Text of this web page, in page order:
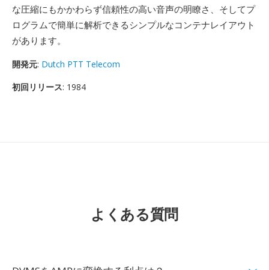
な圧縮にもかかわらず信頼性の高い音声の明瞭さ、そしてプ
ログラムで簡単に解析できるシンプルなコンテナレイアウト
があります。
開発元: Dutch PTT Telecom
初回リリース: 1984
よくある質問